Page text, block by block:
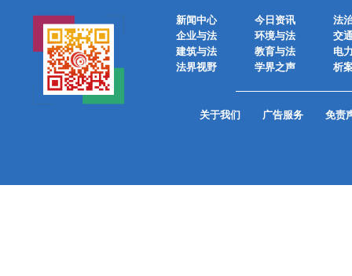
新闻中心 今日资讯
法
企业与法
环境与法
交
建筑与法
教育与法
电
法界视野
学界之声 析
关于我们 广告服务 免责